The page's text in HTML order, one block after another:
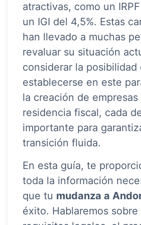
atractivas, como un
un IGI del 4,5%. Estas
han llevado a muchas
revaluar su situación
considerar la posibilidad
establecerse en este
la creación de empresas
residencia fiscal, cada
importante para
transición fluida.
En esta guía, te
toda la información
que tu mudanza a
éxito. Hablaremos sobre